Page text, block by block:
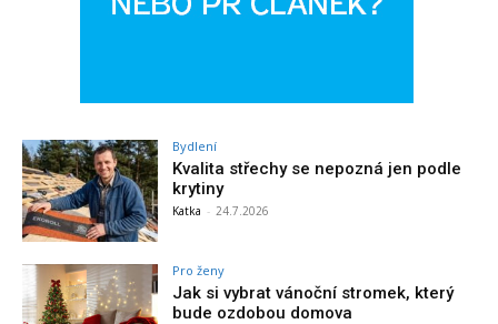
Bydlení
Kvalita střechy se nepozná jen podle
krytiny
Katka - 24.7.2026
Pro ženy
Jak si vybrat vánoční stromek, který
bude ozdobou domova